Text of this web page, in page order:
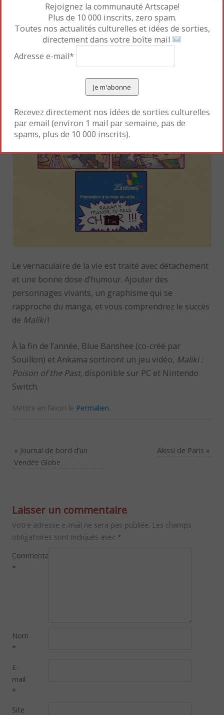
Le vernaculaire de la vie est traité avec détachement
et une bonne dose d’humour. Ajouter des
personnages vivants, un graphisme qui se
rapproche du manga, et vous comprendrez le succès
de Maliki!
À la fin de l’année, Blue Banshee (co-créé par
Souillon) et Ankama sortiront un jeu vidéo, Maliki :
Poison of the Past, disponible sur PC et Nintendo
Switch.
Mettre en favori le Permalien
« Journal de bord d’un
Vendée Globe
Akissi de Paris »
Laisser un commentaire
Votre adresse e-mail ne sera pas publiée. Les champs
obligatoires sont indiqués avec *
Commentaire
*
Nom
*
E-
mail
*
Site
Rejoignez la communauté Artscape!
Plus de 10 000 inscrits, zero spam.
Toutes nos actualités culturelles et idées de sorties,
directement dans votre boîte mail
Adresse e-mail*
Recevez directement nos idées de sorties culturelles
par email (environ 1 mail par semaine, pas de
spams, plus de 10 000 inscrits).